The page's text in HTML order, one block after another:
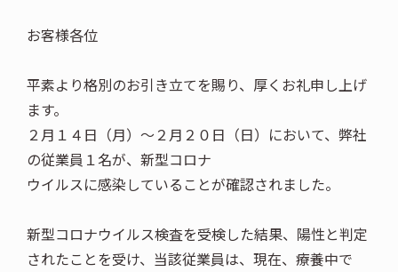
お客様各位
平素より格別のお引き立てを賜り、厚くお礼申し上げ
ます。
２月１４日（月）～２月２０日（日）において、弊社
の従業員１名が、新型コロナ
ウイルスに感染していることが確認されました。
新型コロナウイルス検査を受検した結果、陽性と判定
されたことを受け、当該従業員は、現在、療養中で